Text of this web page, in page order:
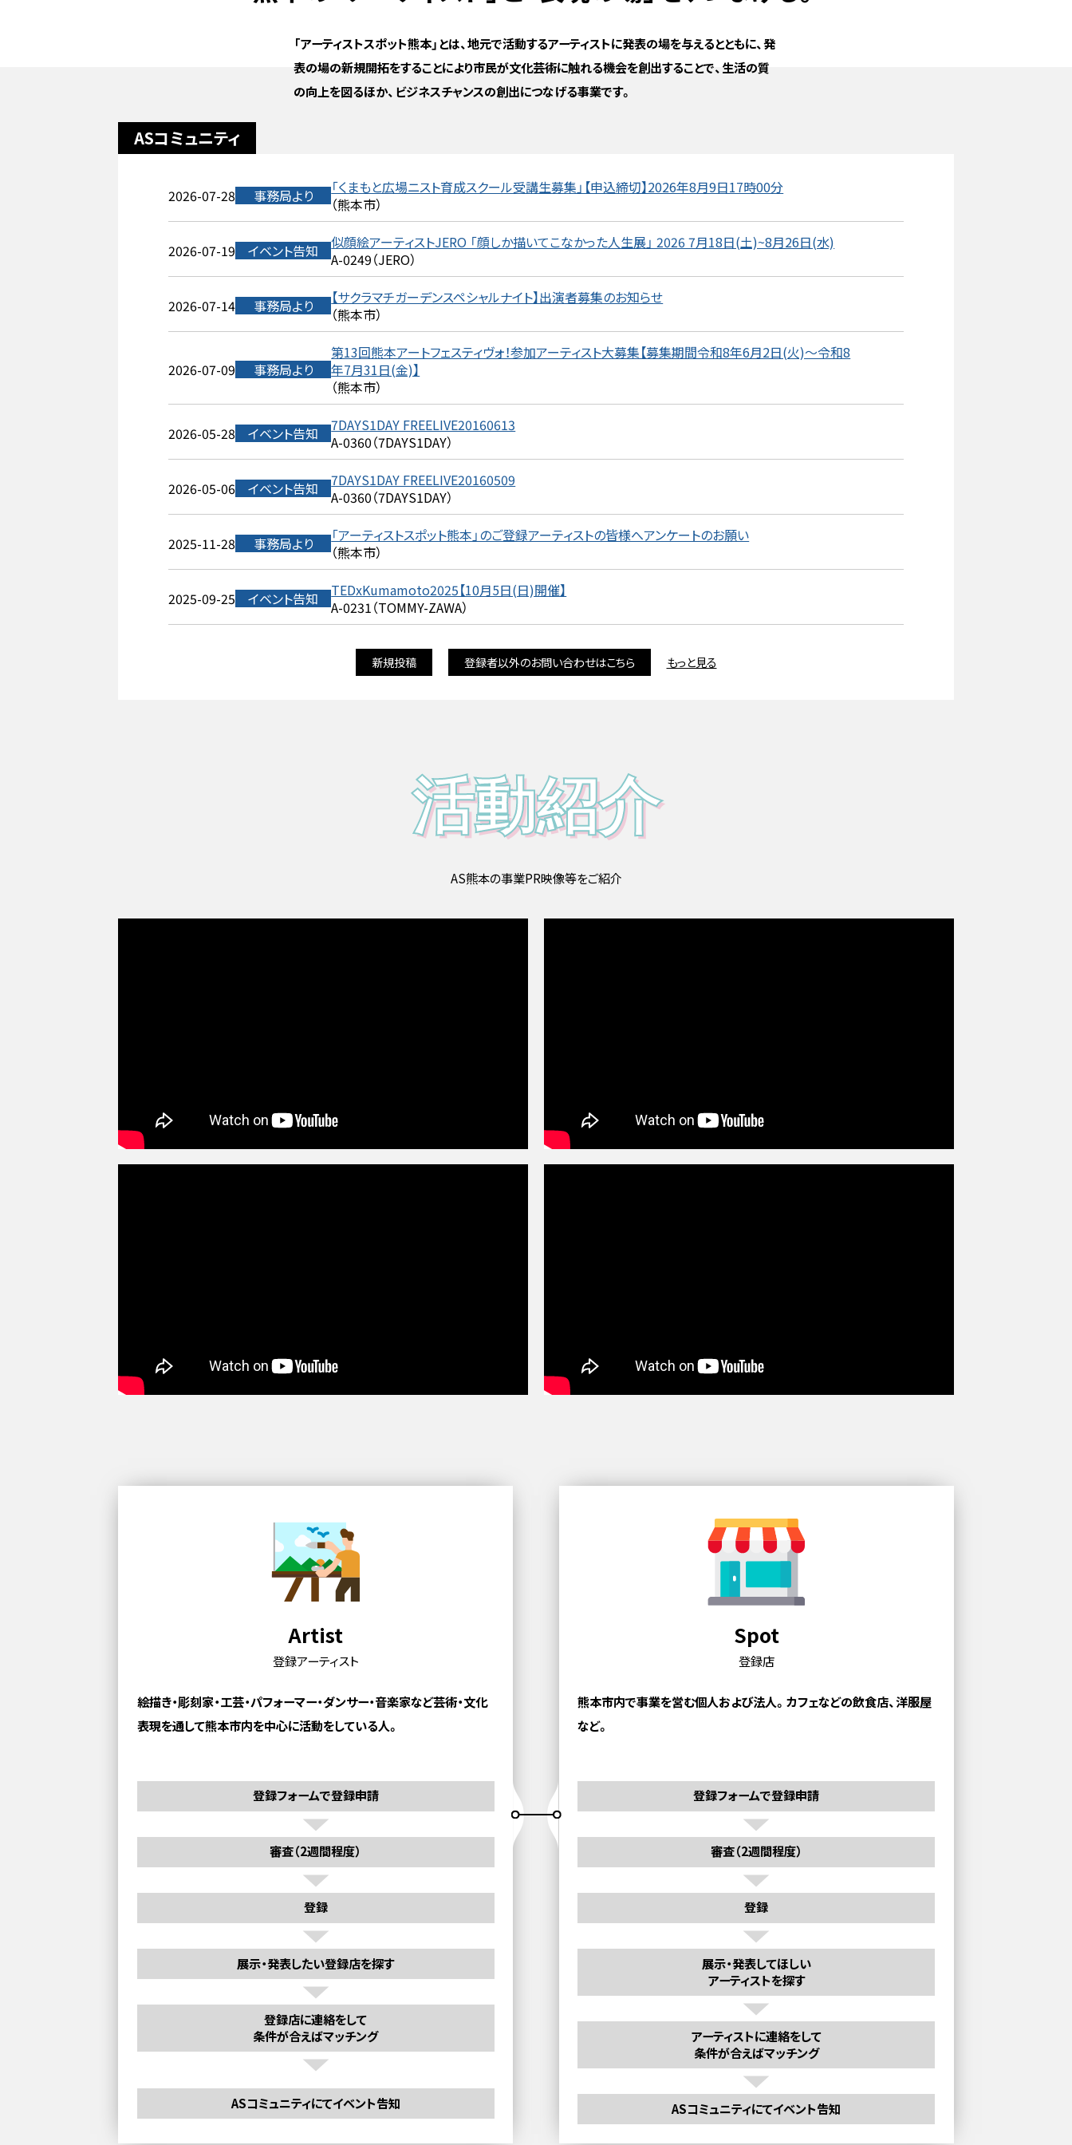
「アーティストスポット熊本」とは、地元で活動するアーティストに発表の場を与えるとともに、発
表の場の新規開拓をすることにより市民が文化芸術に触れる機会を創出することで、生活の質
の向上を図るほか、ビジネスチャンスの創出につなげる事業です。
ASコミュニティ
2026-07-28 事務局より
「くまもと広場ニスト育成スクール受講生募集」【申込締切】2026年8月9日17時00分
（熊本市）
2026-07-19 イベント告知
似顔絵アーティストJERO 「顔しか描いてこなかった人生展」 2026 7月18日(土)~8月26日(水)
A-0249（JERO）
2026-07-14 事務局より
【サクラマチガーデンスペシャルナイト】出演者募集のお知らせ
（熊本市）
2026-07-09 事務局より
第13回熊本アートフェスティヴォ！参加アーティスト大募集【募集期間令和8年6月2日(火)～令和8
年7月31日(金)】
（熊本市）
2026-05-28 イベント告知
7DAYS1DAY FREELIVE20160613
A-0360（7DAYS1DAY）
2026-05-06 イベント告知
7DAYS1DAY FREELIVE20160509
A-0360（7DAYS1DAY）
2025-11-28 事務局より
「アーティストスポット熊本」のご登録アーティストの皆様へアンケートのお願い
（熊本市）
2025-09-25 イベント告知
TEDxKumamoto2025【10月5日(日)開催】
A-0231（TOMMY-ZAWA）
新規投稿 登録者以外のお問い合わせはこちら もっと見る
活動紹介
AS熊本の事業PR映像等をご紹介
Artist
登録アーティスト
絵描き・彫刻家・工芸・パフォーマー・ダンサー・音楽家など芸術・文化
表現を通して熊本市内を中心に活動をしている人。
登録フォームで登録申請
審査（2週間程度）
登録
展示・発表したい登録店を探す
登録店に連絡をして
条件が合えばマッチング
ASコミュニティにてイベント告知
Spot
登録店
熊本市内で事業を営む個人および法人。カフェなどの飲食店、洋服屋
など。
登録フォームで登録申請
審査（2週間程度）
登録
展示・発表してほしい
アーティストを探す
アーティストに連絡をして
条件が合えばマッチング
ASコミュニティにてイベント告知